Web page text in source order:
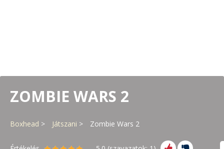
ZOMBIE WARS 2
Boxhead Játszani Zombie Wars 2